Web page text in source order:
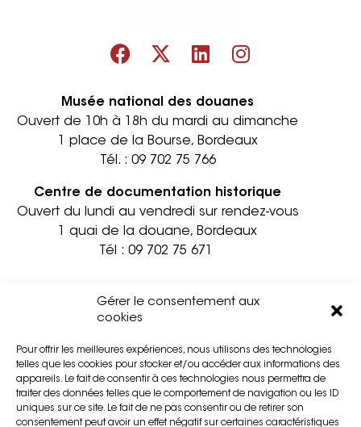
Gérer le consentement aux
cookies
Pour offrir les meilleures expériences, nous utilisons des technologies
telles que les cookies pour stocker et/ou accéder aux informations des
appareils. Le fait de consentir à ces technologies nous permettra de
traiter des données telles que le comportement de navigation ou les ID
uniques sur ce site. Le fait de ne pas consentir ou de retirer son
consentement peut avoir un effet négatif sur certaines caractéristiques
Musée national des douanes
Ouvert de 10h à 18h du mardi au dimanche
1 place de la Bourse, Bordeaux
Tél. : 09 702 75 766
Centre de documentation historique
Ouvert du lundi au vendredi sur rendez-vous
1 quai de la douane, Bordeaux
Tél : 09 702 75 671
Accessibilité
Privatisation
Presse
Cookies
Plan du site